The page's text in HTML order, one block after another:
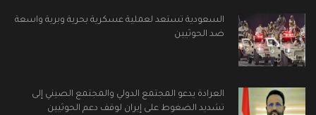
السعودية تستعد لعملية عسكرية بحرية وبرية واسعة
ضد الحوثيين
العرادة يدعو المجتمع الدولي والمجتمع الصيني إلى
تشديد الضغوط على إيران لوقف دعم الحوثيين